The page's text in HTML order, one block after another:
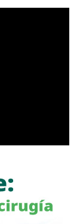
familiares y
de